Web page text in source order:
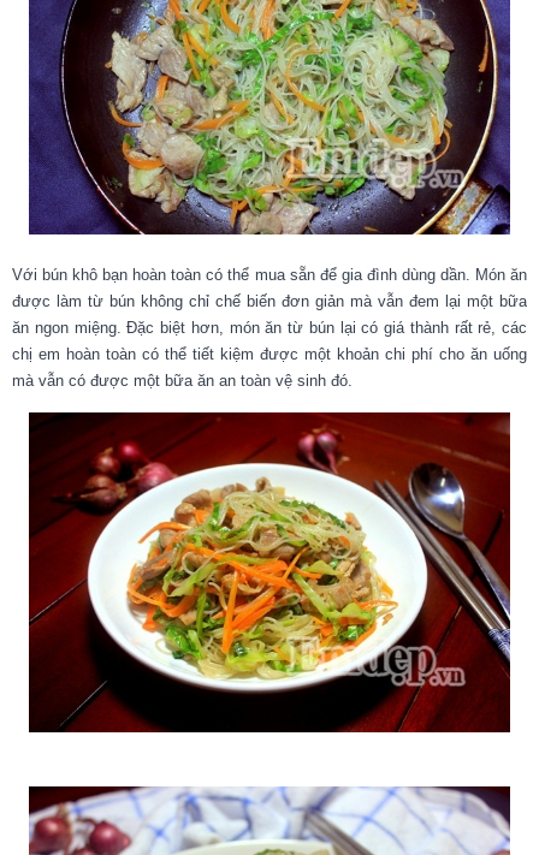
Với bún khô bạn hoàn toàn có thể mua sẵn để gia đình dùng dần. Món ăn
được làm từ bún không chỉ chế biến đơn giản mà vẫn đem lại một bữa
ăn ngon miệng. Đặc biệt hơn, món ăn từ bún lại có giá thành rất rẻ, các
chị em hoàn toàn có thể tiết kiệm được một khoản chi phí cho ăn uống
mà vẫn có được một bữa ăn an toàn vệ sinh đó.